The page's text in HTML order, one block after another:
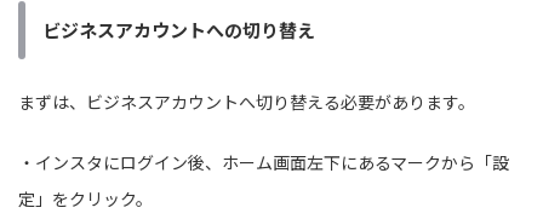
ビジネスアカウントへの切り替え
まずは、ビジネスアカウントへ切り替える必要があります。
・インスタにログイン後、ホーム画面左下にあるマークから「設
定」をクリック。